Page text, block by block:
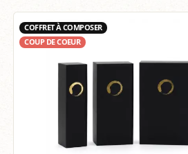
COFFRET À COMPOSER
COUP DE COEUR